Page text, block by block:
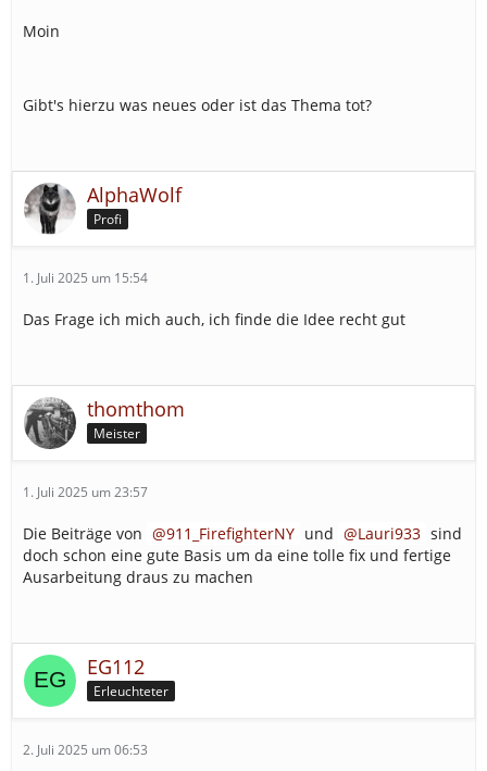
Moin
Gibt's hierzu was neues oder ist das Thema tot?
AlphaWolf
Profi
1. Juli 2025 um 15:54
Das Frage ich mich auch, ich finde die Idee recht gut
thomthom
Meister
1. Juli 2025 um 23:57
Die Beiträge von 911_FirefighterNY und Lauri933 sind
doch schon eine gute Basis um da eine tolle fix und fertige
Ausarbeitung draus zu machen
EG112
Erleuchteter
2. Juli 2025 um 06:53